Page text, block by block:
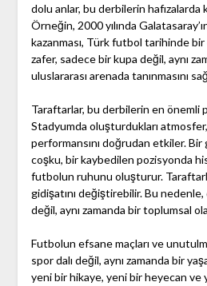
dolu anlar, bu derbilerin hafızalarda
Örneğin, 2000 yılında
kazanması, Türk futbol tarihinde bir
zafer, sadece bir kupa değil, aynı
uluslararası arenada tanınmasını
Taraftarlar, bu derbilerin en önemli
Stadyumda oluşturdukları
performansını doğrudan etkiler. Bir
coşku, bir kaybedilen pozisyonda
futbolun ruhunu oluşturur.
gidişatını değiştirebilir. Bu
değil, aynı zamanda bir toplumsal
Futbolun efsane maçları ve
spor dalı değil, aynı zamanda bir
yeni bir hikaye, yeni bir heyecan ve